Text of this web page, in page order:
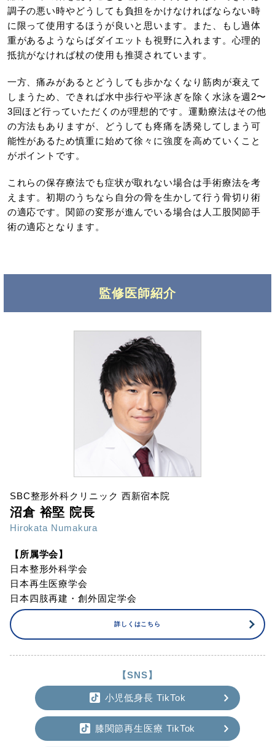
調子の悪い時やどうしても負担をかけなければならない時
に限って使用するほうが良いと思います。また、もし過体
重があるようならばダイエットも視野に入れます。心理的
抵抗がなければ杖の使用も推奨されています。
一方、痛みがあるとどうしても歩かなくなり筋肉が衰えて
しまうため、できれば水中歩行や平泳ぎを除く水泳を週2〜
3回ほど行っていただくのが理想的です。運動療法はその他
の方法もありますが、どうしても疼痛を誘発してしまう可
能性があるため慎重に始めて徐々に強度を高めていくこと
がポイントです。
これらの保存療法でも症状が取れない場合は手術療法を考
えます。初期のうちなら自分の骨を生かして行う骨切り術
の適応です。関節の変形が進んでいる場合は人工股関節手
術の適応となります。
監修医師紹介
SBC整形外科クリニック 西新宿本院
沼倉 裕堅 院長
Hirokata Numakura
【所属学会】
日本整形外科学会
日本再生医療学会
日本四肢再建・創外固定学会
詳しくはこちら
【SNS】
小児低身長 TikTok
膝関節再生医療 TikTok